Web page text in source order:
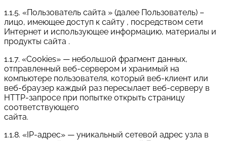
1.1.5. «Пользователь сайта » (далее Пользователь) –
лицо, имеющее доступ к сайту , посредством сети
Интернет и использующее информацию, материалы и
продукты сайта .
1.1.7. «Cookies» — небольшой фрагмент данных,
отправленный веб-сервером и хранимый на
компьютере пользователя, который веб-клиент или
веб-браузер каждый раз пересылает веб-серверу в
HTTP-запросе при попытке открыть страницу
соответствующего
сайта.
1.1.8. «IP-адрес» — уникальный сетевой адрес узла в